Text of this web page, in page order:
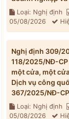
Loại: Nghị định
05/08/2026
Nghị định 309/
118/2025/NĐ-
một cửa, một
Dịch vụ công
367/2025/NĐ-CP
Loại: Nghị định
05/08/2026